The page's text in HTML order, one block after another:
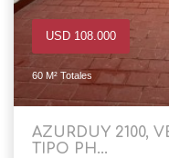
USD 108.000
60 M² Totales
AZURDUY 2100,
TIPO PH...